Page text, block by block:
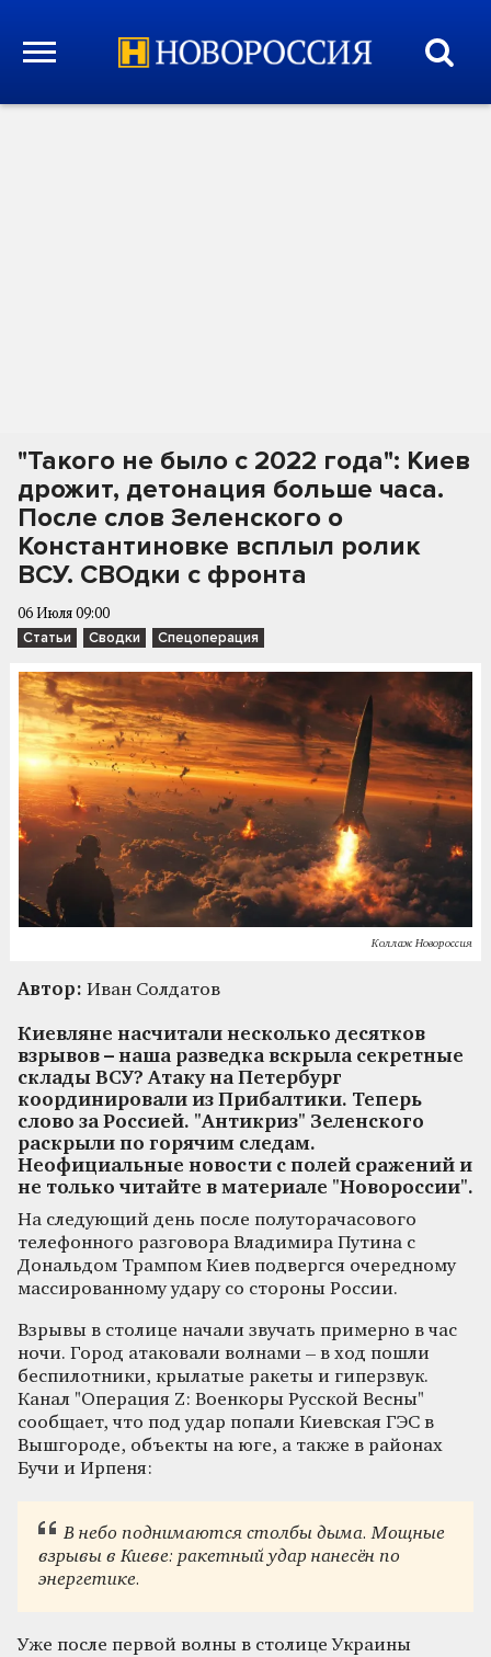
"Такого не было с 2022 года": Киев
дрожит, детонация больше часа.
После слов Зеленского о
Константиновке всплыл ролик
ВСУ. СВОдки с фронта
06 Июля 09:00
Статьи Сводки Спецоперация
Коллаж Новороссия
Автор: Иван Солдатов
Киевляне насчитали несколько десятков
взрывов – наша разведка вскрыла секретные
склады ВСУ? Атаку на Петербург
координировали из Прибалтики. Теперь
слово за Россией. "Антикриз" Зеленского
раскрыли по горячим следам.
Неофициальные новости с полей сражений и
не только читайте в материале "Новороссии".
На следующий день после полуторачасового
телефонного разговора Владимира Путина с
Дональдом Трампом Киев подвергся очередному
массированному удару со стороны России.
Взрывы в столице начали звучать примерно в час
ночи. Город атаковали волнами – в ход пошли
беспилотники, крылатые ракеты и гиперзвук.
Канал "Операция Z: Военкоры Русской Весны"
сообщает, что под удар попали Киевская ГЭС в
Вышгороде, объекты на юге, а также в районах
Бучи и Ирпеня:
В небо поднимаются столбы дыма. Мощные
взрывы в Киеве: ракетный удар нанесён по
энергетике.
Уже после первой волны в столице Украины